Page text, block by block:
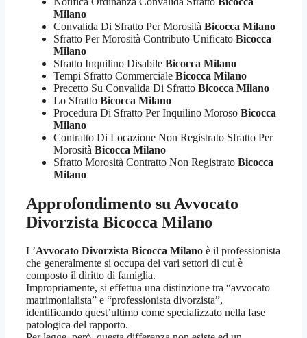
Milano
Convalida Di Sfratto Per Morosità Bicocca Milano
Sfratto Per Morosità Contributo Unificato Bicocca
Milano
Sfratto Inquilino Disabile Bicocca Milano
Tempi Sfratto Commerciale Bicocca Milano
Precetto Su Convalida Di Sfratto Bicocca Milano
Lo Sfratto Bicocca Milano
Procedura Di Sfratto Per Inquilino Moroso Bicocca
Milano
Contratto Di Locazione Non Registrato Sfratto Per
Morosità Bicocca Milano
Sfratto Morosità Contratto Non Registrato Bicocca
Milano
Approfondimento su Avvocato
Divorzista Bicocca Milano
L’Avvocato Divorzista Bicocca Milano è il professionista
che generalmente si occupa dei vari settori di cui è
composto il diritto di famiglia.
Impropriamente, si effettua una distinzione tra “avvocato
matrimonialista” e “professionista divorzista”,
identificando quest’ultimo come specializzato nella fase
patologica del rapporto.